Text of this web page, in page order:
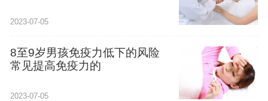
2023-07-05
8至9岁男孩免疫力低下的风险
常见提高免疫力的
2023-07-05